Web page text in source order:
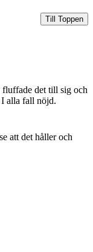
Till Toppen
fluffade det till sig och
alla fall nöjd.
att det håller och